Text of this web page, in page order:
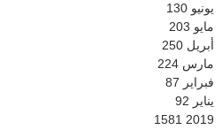
يونيو 130
مايو 203
أبريل 250
مارس 224
فبراير 87
يناير 92
2019
1581